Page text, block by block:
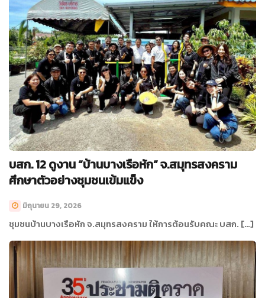
บสก. 12 ดูงาน “บ้านบางเรือหัก” จ.สมุทรสงคราม
ศึกษาตัวอย่างชุมชนเข้มแข็ง
มิถุนายน 29, 2026
ชุมชนบ้านบางเรือหัก จ.สมุทรสงคราม ให้การต้อนรับคณะ บสก. […]